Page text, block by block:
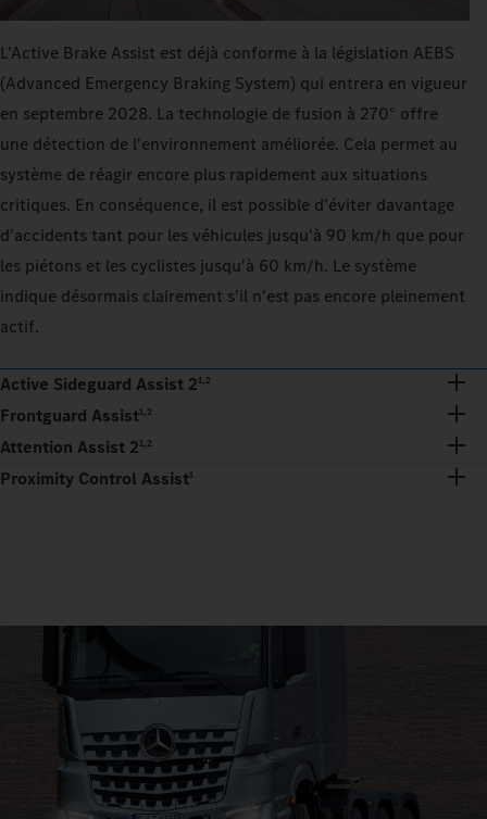
L'Active Brake Assist est déjà conforme à la législation AEBS
(Advanced Emergency Braking System) qui entrera en vigueur
en septembre 2028. La technologie de fusion à 270° offre
une détection de l'environnement améliorée. Cela permet au
système de réagir encore plus rapidement aux situations
critiques. En conséquence, il est possible d'éviter davantage
d'accidents tant pour les véhicules jusqu'à 90 km/h que pour
les piétons et les cyclistes jusqu'à 60 km/h. Le système
indique désormais clairement s'il n'est pas encore pleinement
actif.
Active Sideguard Assist 21,2
Frontguard Assist1,2
Attention Assist 21,2
Proximity Control Assist1